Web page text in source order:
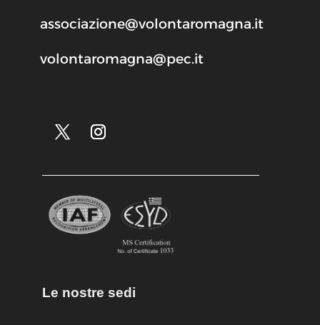
associazione@volontaromagna.it
volontaromagna@pec.it
Le nostre sedi